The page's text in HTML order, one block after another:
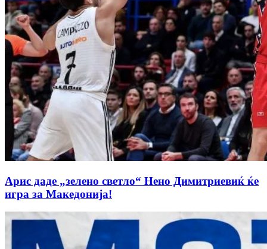
Арис даде „зелено светло“ Нено Димитриевиќ ќе
игра за Македонија!